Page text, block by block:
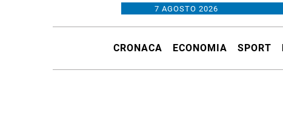
7 AGOSTO 2026
CRONACA ECONOMIA SPORT